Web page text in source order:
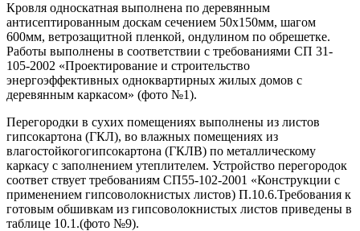
Кровля односкатная выполнена по деревянным
антисептированным доскам сечением 50х150мм, шагом
600мм, ветрозащитной пленкой, ондулином по обрешетке.
Работы выполнены в соответствии с требованиями СП 31-
105-2002 «Проектирование и строительство
энергоэффективных одноквартирных жилых домов с
деревянным каркасом» (фото №1).
Перегородки в сухих помещениях выполнены из листов
гипсокартона (ГКЛ), во влажных помещениях из
влагостойкогогипсокартона (ГКЛВ) по металлическому
каркасу с заполнением утеплителем. Устройство перегородок
соответ ствует требованиям СП55-102-2001 «Конструкции с
применением гипсоволокнистых листов) П.10.6.Требования к
готовым обшивкам из гипсоволокнистых листов приведены в
таблице 10.1.(фото №9).